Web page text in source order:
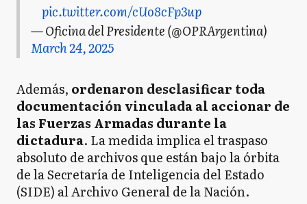
pic.twitter.com/cUo8cFp3up
— Oficina del Presidente (@OPRArgentina)
March 24, 2025
Además, ordenaron desclasificar toda
documentación vinculada al accionar de
las Fuerzas Armadas durante la
dictadura. La medida implica el traspaso
absoluto de archivos que están bajo la órbita
de la Secretaría de Inteligencia del Estado
(SIDE) al Archivo General de la Nación.